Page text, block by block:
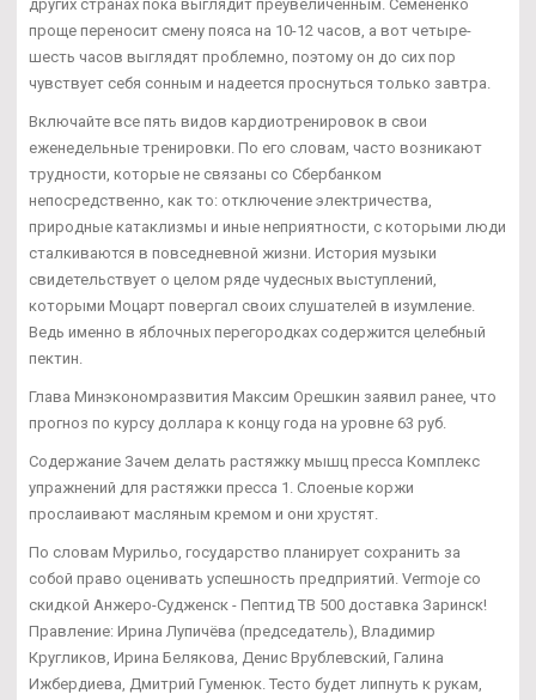
других странах пока выглядит преувеличенным. Семененко
проще переносит смену пояса на 10-12 часов, а вот четыре-
шесть часов выглядят проблемно, поэтому он до сих пор
чувствует себя сонным и надеется проснуться только завтра.
Включайте все пять видов кардиотренировок в свои
еженедельные тренировки. По его словам, часто возникают
трудности, которые не связаны со Сбербанком
непосредственно, как то: отключение электричества,
природные катаклизмы и иные неприятности, с которыми люди
сталкиваются в повседневной жизни. История музыки
свидетельствует о целом ряде чудесных выступлений,
которыми Моцарт повергал своих слушателей в изумление.
Ведь именно в яблочных перегородках содержится целебный
пектин.
Глава Минэкономразвития Максим Орешкин заявил ранее, что
прогноз по курсу доллара к концу года на уровне 63 руб.
Содержание Зачем делать растяжку мышц пресса Комплекс
упражнений для растяжки пресса 1. Слоеные коржи
прослаивают масляным кремом и они хрустят.
По словам Мурильо, государство планирует сохранить за
собой право оценивать успешность предприятий. Vermoje со
скидкой Анжеро-Судженск - Пептид TB 500 доставка Заринск!
Правление: Ирина Лупичёва (председатель), Владимир
Кругликов, Ирина Белякова, Денис Врублевский, Галина
Ижбердиева, Дмитрий Гуменюк. Тесто будет липнуть к рукам,